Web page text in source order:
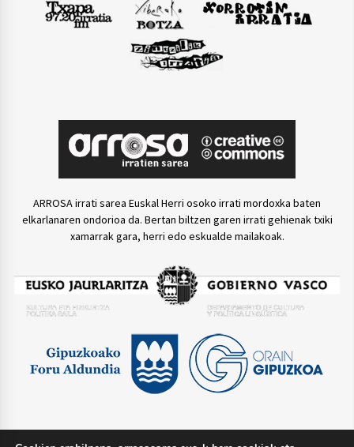
ARROSA irrati sarea Euskal Herri osoko irrati mordoxka baten
elkarlanaren ondorioa da. Bertan biltzen garen irrati gehienak txiki
xamarrak gara, herri edo eskualde mailakoak.